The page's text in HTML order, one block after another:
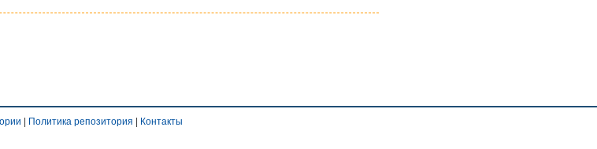
| Политика репозитория | Контакты